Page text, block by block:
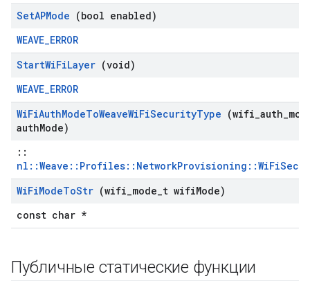
SetAPMode (bool enabled)
WEAVE_ERROR
StartWiFiLayer (void)
WEAVE_ERROR
WiFiAuthModeToWeaveWiFiSecurityType (wifi auth
authMode)
::
WiFiModeToStr (wifi mode t wifiMode)
const char *
Публичные статические функции